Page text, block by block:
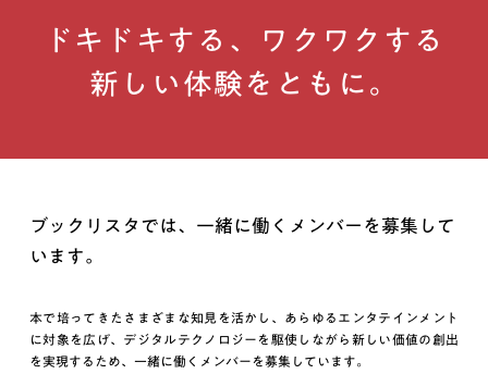
ドキドキする、ワクワクする
新しい体験をともに。
ブックリスタでは、一緒に働くメンバーを募集して
います。
本で培ってきたさまざまな知見を活かし、あらゆるエンタテインメント
に対象を広げ、デジタルテクノロジーを駆使しながら新しい価値の創出
を実現するため、一緒に働くメンバーを募集しています。